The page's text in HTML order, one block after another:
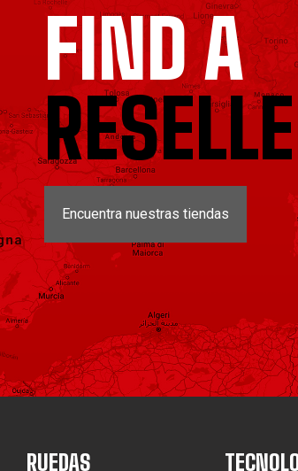
FIND A
Encuentra nuestras tiendas
RUEDAS